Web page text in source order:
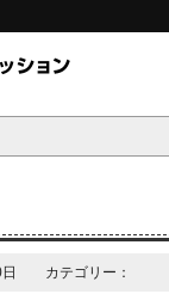
日 カテゴリー：